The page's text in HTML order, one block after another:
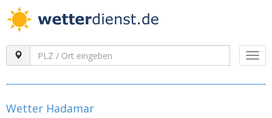
Wetter Hadamar